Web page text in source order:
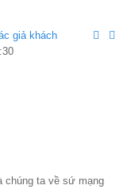
giả khách
chúng ta về sứ mạng